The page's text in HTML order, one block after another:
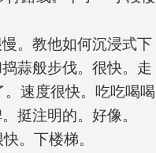
。教他如何沉浸式下
蒜般步伐。很快。走
速度很快。吃吃喝喝
挺注明的。好像。
。下楼梯。